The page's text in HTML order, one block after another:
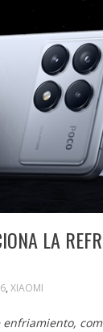
LA
, XIAOMI